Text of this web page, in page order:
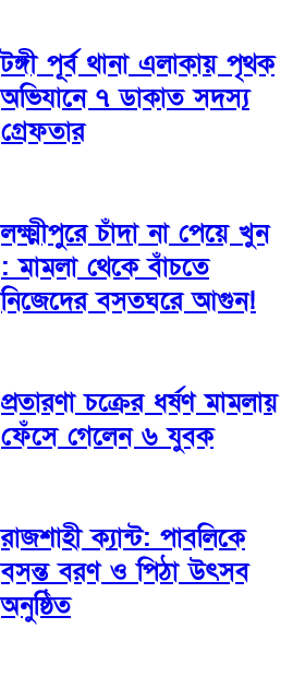
টঙ্গী পূর্ব থানা এলাকায় পৃথক
অভিযানে ৭ ডাকাত সদস্য
গ্রেফতার
লক্ষ্মীপুরে চাঁদা না পেয়ে খুন
: মামলা থেকে বাঁচতে
নিজেদের বসতঘরে আগুন!
প্রতারণা চক্রের ধর্ষণ মামলায়
ফেঁসে গেলেন ৬ যুবক
রাজশাহী ক্যান্ট: পাবলিকে
বসন্ত বরণ ও পিঠা উৎসব
অনুষ্ঠিত